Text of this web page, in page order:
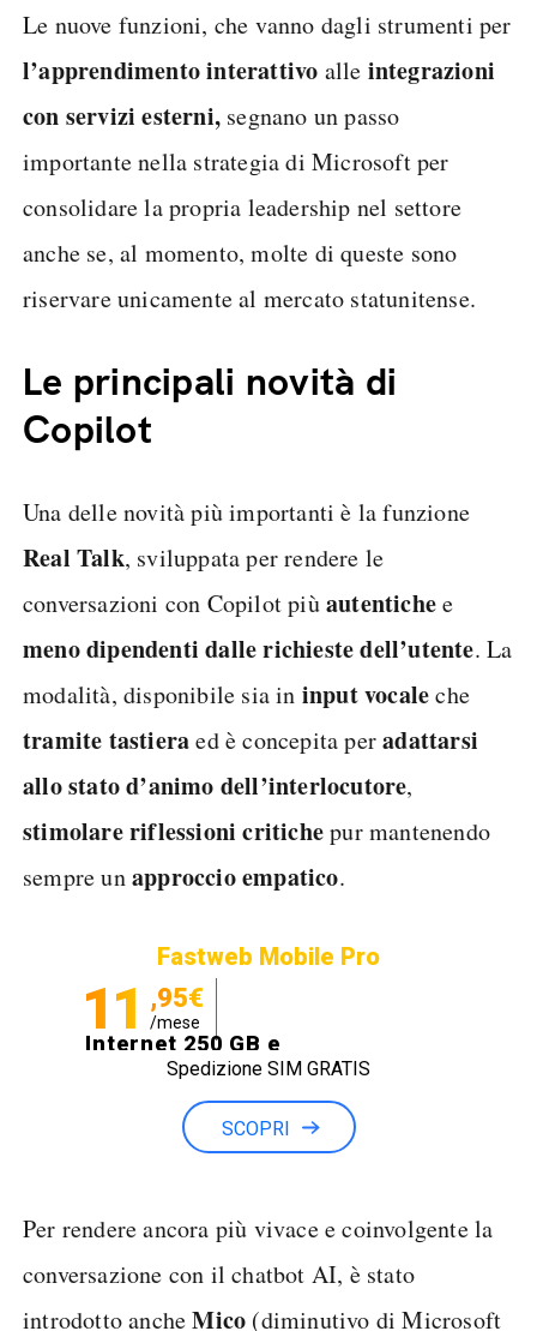
Le nuove funzioni, che vanno dagli strumenti per
l’apprendimento interattivo alle integrazioni
con servizi esterni, segnano un passo
importante nella strategia di Microsoft per
consolidare la propria leadership nel settore
anche se, al momento, molte di queste sono
riservare unicamente al mercato statunitense.
Le principali novità di
Copilot
Una delle novità più importanti è la funzione
Real Talk, sviluppata per rendere le
conversazioni con Copilot piùautentichee
meno dipendenti dalle richieste dell’utente. La
modalità, disponibile sia in input vocaleche
tramite tastieraed è concepita peradattarsi
allo stato d’animo dell’interlocutore,
stimolareriflessionicritichepur mantenendo
sempre unapproccio empatico.
Fastweb Mobile Pro
11 ,95€
/mese
Internet 250 GB e
Minuti illimitati
Spedizione SIM GRATIS
SCOPRI
Per rendere ancora più vivace e coinvolgente la
conversazione con il chatbot AI, è stato
introdotto ancheMico (diminutivo di Microsoft